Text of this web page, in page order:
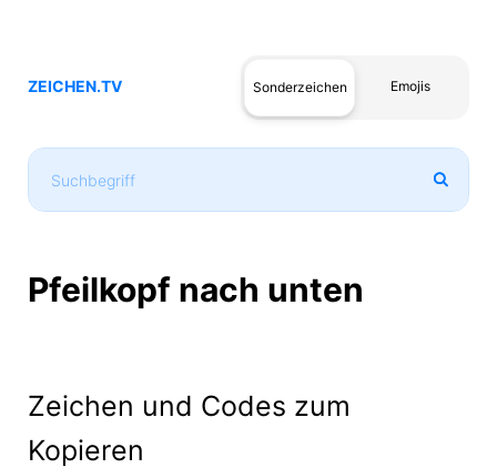
ZEICHEN.TV Sonderzeichen Emojis
Pfeilkopf nach unten
Zeichen und Codes zum
Kopieren